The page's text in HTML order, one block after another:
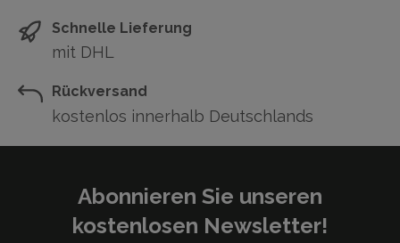
Schnelle Lieferung
mit DHL
Rückversand
kostenlos innerhalb Deutschlands
Abonnieren Sie unseren
kostenlosen Newsletter!